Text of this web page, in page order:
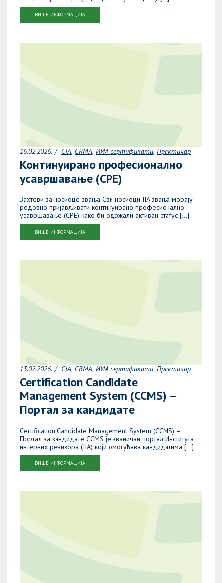
ВИШЕ ИНФОРМАЦИЈА
16.02.2026. CIA CRMA ИИА сертификати Практичар
Континуирано професионално
усавршавање (CPE)
Захтеви за носиоце звања Сви носиоци IIA звања морају
редовно пријављивати континуирано професионално
усавршавање (CPE) како би одржали активан статус […]
ВИШЕ ИНФОРМАЦИЈА
13.02.2026. CIA CRMA ИИА сертификати Практичар
Certification Candidate
Management System (CCMS) –
Портал за кандидате
Certification Candidate Management System (CCMS) –
Портал за кандидате CCMS је званичан портал Института
интерних ревизора (IIA) који омогућава кандидатима […]
ВИШЕ ИНФОРМАЦИЈА